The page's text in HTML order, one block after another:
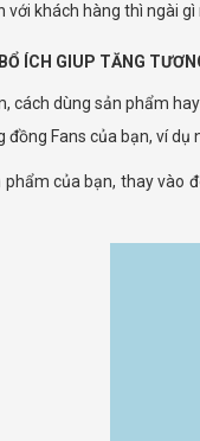
với khách hàng thì ngài
ÍCH GIUP TĂNG
cách dùng sản phẩm
Fans của bạn, ví dụ
phẩm của bạn, thay